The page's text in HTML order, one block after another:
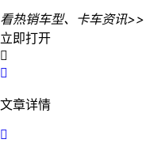
看热销车型、卡车资讯>>
立即打开


文章详情
